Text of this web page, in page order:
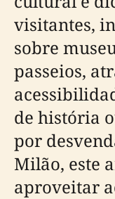
visitantes,
sobre
passeios,
de história
por
Milão, este
aproveitar